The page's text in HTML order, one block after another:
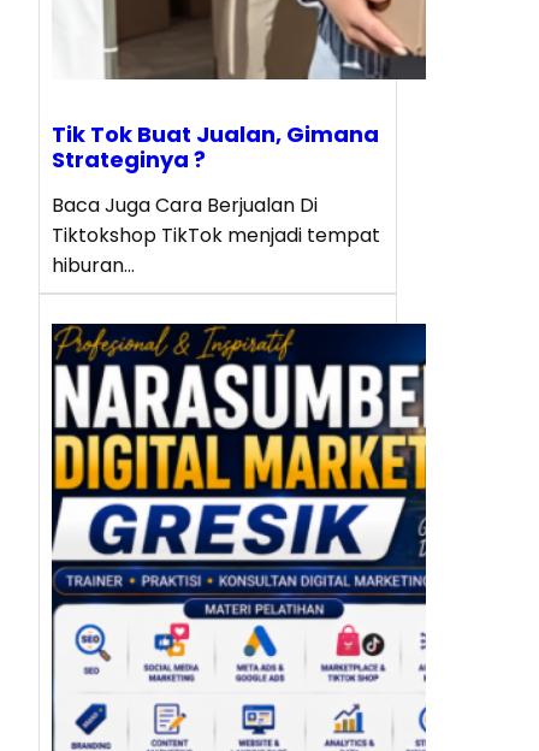
Tik Tok Buat Jualan, Gimana
Strateginya ?
Baca Juga Cara Berjualan Di
Tiktokshop TikTok menjadi tempat
hiburan…